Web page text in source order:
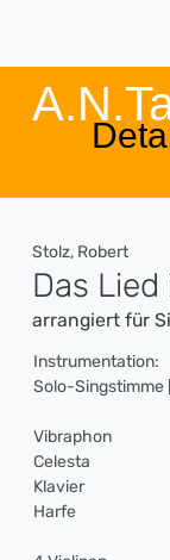
Stolz, Robert
Das
arrangiert für
Instrumentation:
Solo-Singstimme
Vibraphon
Celesta
Klavier
Harfe